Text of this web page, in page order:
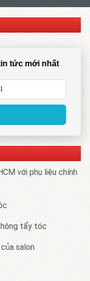
tức mới nhất
với phụ liệu chính
tẩy tóc
salon